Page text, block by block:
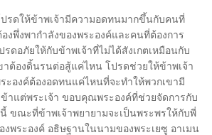
ปรดให้ข้าพเจ้ามีความอดทนมากขึ้นกับคนที่
งพึ่งพากำลังของพระองค์และคนที่ต้องการ
รดอภัยให้กับข้าพเจ้าที่ไม่ได้สังเกตเหมือนกับ
าต้องดิ้นรนต่อสู้แค่ไหน โปรดช่วยให้ข้าพเจ้า
ะองค์ต้องอดทนแค่ไหนที่จะทำให้พวกเขามี
าแต่พระเจ้า ขอบคุณพระองค์ที่ช่วยจัดการกับ
นี้ ขณะที่ข้าพเจ้าพยายามจะเป็นพระพรให้กับพี่
พระองค์ อธิษฐานในนามของพระเยซู อาเมน